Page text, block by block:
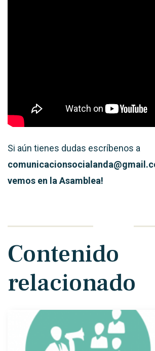
Si aún tienes dudas escríbenos a
vemos en la Asamblea!
Contenido
relacionado